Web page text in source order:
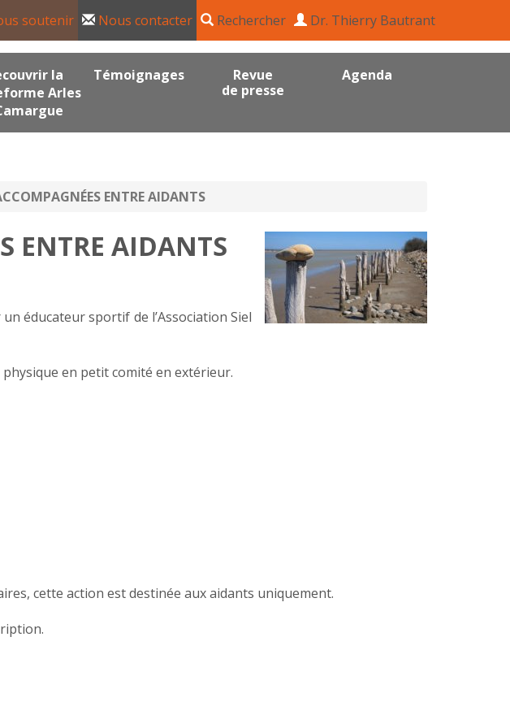
soutenir Nous contacter Rechercher Dr. Thierry Bautrant
la
Arles
Témoignages
Revue
de presse
Agenda
ENTRE AIDANTS
ENTRE AIDANTS
éducateur sportif de l’Association Siel
en petit comité en extérieur.
cette action est destinée aux aidants uniquement.